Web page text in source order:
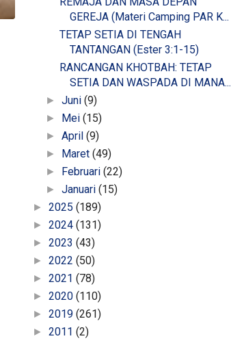
GEREJA (Materi Camping PAR K...
TETAP SETIA DI TENGAH
TANTANGAN (Ester 3:1-15)
RANCANGAN KHOTBAH: TETAP
SETIA DAN WASPADA DI MANA...
►Juni(9)
► Mei(15)
►April(9)
► Maret(49)
► Februari(22)
►Januari(15)
► 2025 (189)
► 2024 (131)
► 2023 (43)
► 2022 (50)
► 2021 (78)
► 2020 (110)
► 2019 (261)
► 2011 (2)